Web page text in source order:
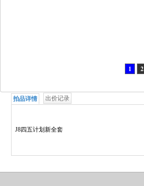
2
1
拍品详情 出价记录
J8四五计划新全套